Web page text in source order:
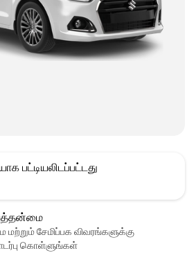
பட்டியலிடப்பட்டது
சேமிப்பக விவரங்களுக்கு
கொள்ளுங்கள்